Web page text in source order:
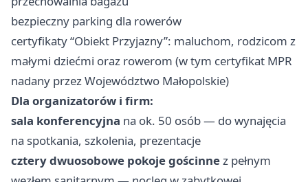
bezpieczny parking dla rowerów
certyfikaty “Obiekt Przyjazny”: maluchom, rodzicom z
małymi dziećmi oraz rowerom (w tym certyfikat MPR
nadany przez Województwo Małopolskie)
Dla organizatorów i firm:
sala konferencyjna na ok. 50 osób — do wynajęcia
na spotkania, szkolenia, prezentacje
cztery dwuosobowe pokoje gościnnez pełnym